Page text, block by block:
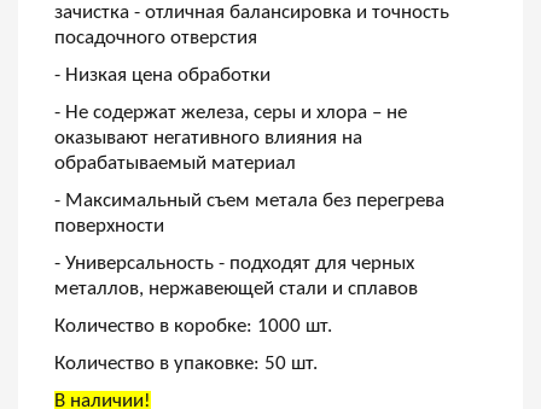
зачистка - отличная балансировка и точность
посадочного отверстия
- Низкая цена обработки
- Не содержат железа, серы и хлора – не
оказывают негативного влияния на
обрабатываемый материал
- Максимальный съем метала без перегрева
поверхности
- Универсальность - подходят для черных
металлов, нержавеющей стали и сплавов
Количество в коробке: 1000 шт.
Количество в упаковке: 50 шт.
В наличии!